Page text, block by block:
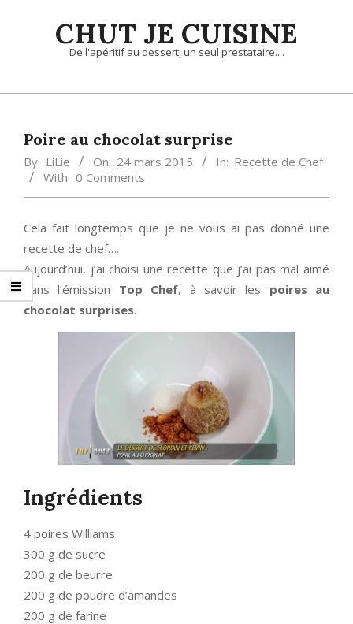
CHUT JE CUISINE
De l'apéritif au dessert, un seul prestataire....
Primary
MenuPoire au chocolat surprise
By: LiLie On: 24 mars 2015 In: Recette de Chef
With: 0 Comments
Cela fait longtemps que je ne vous ai pas donné une
recette de chef….
Aujourd’hui, j’ai choisi une recette que j’ai pas mal aimé
dans l’émission Top Chef, à savoir les poires au
chocolat surprises.
Ingrédients
4 poires Williams
300 g de sucre
200 g de beurre
200 g de poudre d’amandes
200 g de farine